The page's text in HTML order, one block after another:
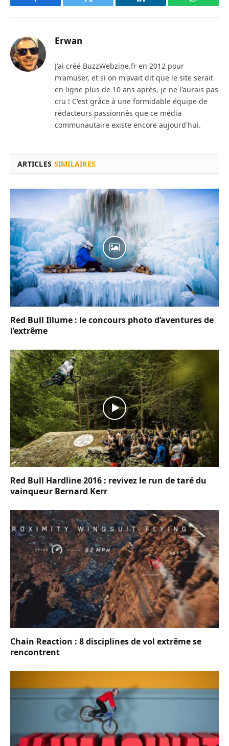
Facebook Twitter LinkedIn
Erwan
J'ai créé BuzzWebzine.fr en 2012 pour
m'amuser, et si on m'avait dit que le site serait
en ligne plus de 10 ans après, je ne l'aurais pas
cru ! C'est grâce à une formidable équipe de
rédacteurs passionnés que ce média
communautaire existe encore aujourd'hui.
ARTICLES SIMILAIRES
Red Bull Illume : le concours photo d’aventures de
l’extrême
Red Bull Hardline 2016 : revivez le run de taré du
vainqueur Bernard Kerr
Chain Reaction : 8 disciplines de vol extrême se
rencontrent